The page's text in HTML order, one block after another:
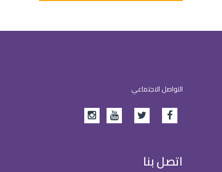
التواصل الاجتماعي
اتصل بنا